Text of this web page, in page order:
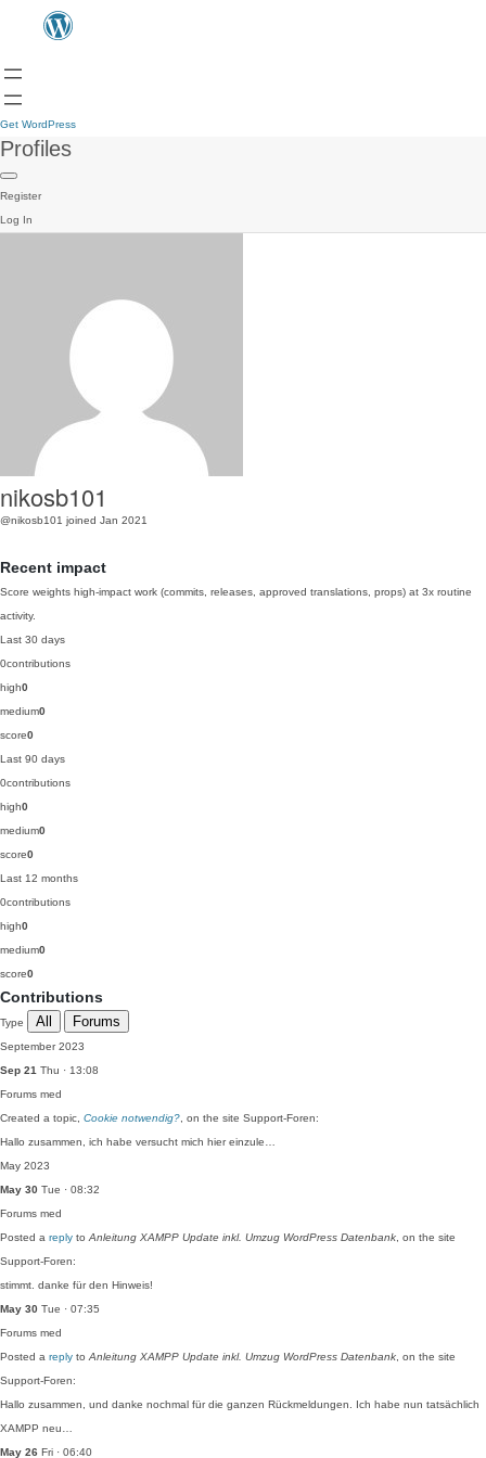
Get WordPress
Profiles
Register
Log In
nikosb101
@nikosb101 joined Jan 2021
Recent impact
Score weights high-impact work (commits, releases, approved translations, props) at 3x routine
activity.
Last 30 days
0contributions
high0
medium0
score0
Last 90 days
0contributions
high0
medium0
score0
Last 12 months
0contributions
high0
medium0
score0
Contributions
Type All Forums
September 2023
Sep 21 Thu · 13:08
Forums med
Created a topic, Cookie notwendig? , on the site Support-Foren:
Hallo zusammen, ich habe versucht mich hier einzule…
May 2023
May 30 Tue · 08:32
Forums med
Posted a reply to Anleitung XAMPP Update inkl. Umzug WordPress Datenbank , on the site
Support-Foren:
stimmt. danke für den Hinweis!
May 30 Tue · 07:35
Forums med
Posted a reply to Anleitung XAMPP Update inkl. Umzug WordPress Datenbank , on the site
Support-Foren:
Hallo zusammen, und danke nochmal für die ganzen Rückmeldungen. Ich habe nun tatsächlich
XAMPP neu…
May 26 Fri · 06:40